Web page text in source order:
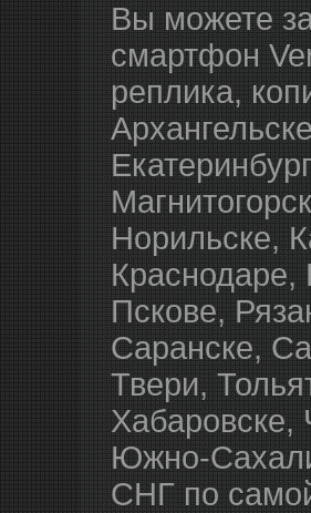
Вы можете
смартфон
реплика,
Норильске,
Пскове,
Саранске,
Твери,
Хабаровске,
Южно-
СНГ по